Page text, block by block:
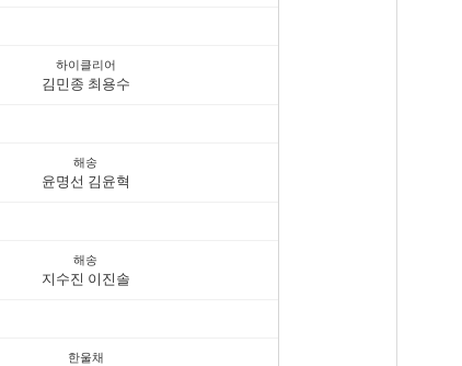
하이클리어
김민종 최용수
해송
윤명선 김윤혁
해송
지수진 이진솔
한울채